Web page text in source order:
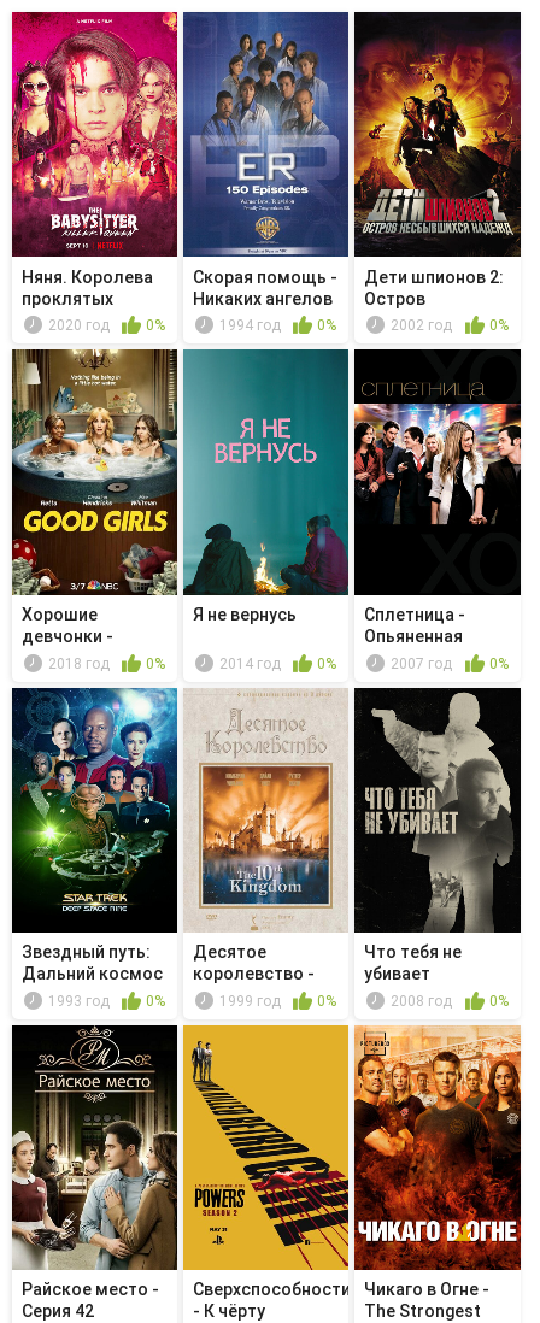
Няня. Королева
проклятых
2020 год 0%
Скорая помощь -
Никаких ангелов
нет1994 год 0%
Дети шпионов 2:
Остров
несбывшихся
2002 год 0%
Хорошие
девчонки -
Special Sauce
2018 год 0%
Я не вернусь
2014 год 0%
Сплетница -
Опьяненная
2007 год 0%
Звездный путь:
Дальний космос
9 - Инк...
1993 год 0%
Десятое
королевство -
Серия 09-10
1999 год 0%
Чтo тебя не
убивает
2008 год 0%
Райское место -
Серия 42
Сверхспособности
- К чёрту
Чикаго в Огне -
The Strongest